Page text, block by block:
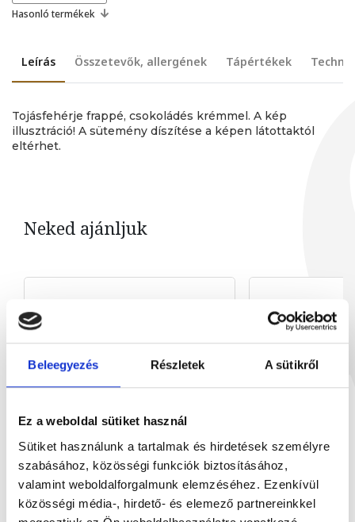
Beleegyezés Részletek A sütikről
Ez a weboldal sütiket használ
Sütiket használunk a tartalmak és hirdetések személyre
szabásához, közösségi funkciók biztosításához,
valamint weboldalforgalmunk elemzéséhez. Ezenkívül
közösségi média-, hirdető- és elemező partnereinkkel
Hasonló termékek
Leírás Összetevők, allergének Tápértékek
Tojásfehérje frappé, csokoládés krémmel. A kép
illusztráció! A sütemény díszítése a képen látottaktól
eltérhet.
Neked ajánljuk
ÚJ